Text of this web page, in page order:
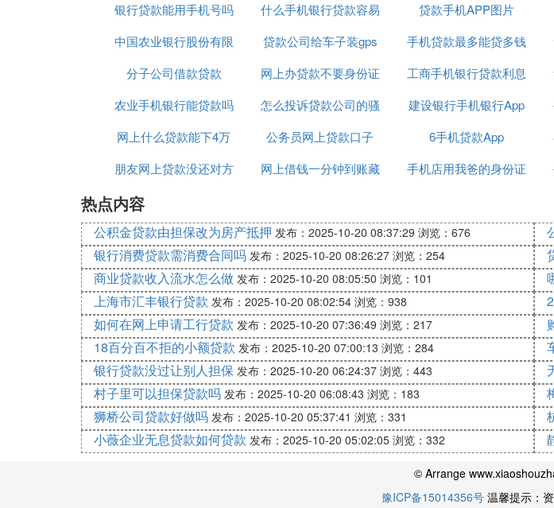
产生逾期罚息：
如果不按时还款，一旦过了还款期限造成逾期，将会产生逾期罚
拖欠时间越久，罚息越多，还款压力越大。
个人信用受损：
逾期情况会被平台系统报送大数据或上报央行征信，留下不良信
信用受损后，可能导致平台冻结账户额度，无法再借款。
高利贷情况特殊处理
之前已经支付的超出合理范围外的费用，可以向平台申请退还，
因此，除非遇到高利贷等特殊情况，否则网上借的小额贷款必须按时还款
款
银行贷款能用手机号吗
什么手机银行贷款容易
通过
贷款手机APP图片
中国农业银行股份有限
公司贷款中心
贷款公司给车子装gps
合法吗
手机贷款最多能贷多钱
分子公司借款贷款
网上办贷款不要身份证
原件吗
工商手机银行贷款利息
怎么查询
农业手机银行能贷款吗
怎么投诉贷款公司的骚
扰电话
建设银行手机银行App
能贷款吗
网上什么贷款能下4万
公务员网上贷款口子 6手机贷款App
朋友网上贷款没还对方
网上借钱一分钟到账藏
手机店用我爸的身份证
热点内容
公积金贷款由担保改为房产抵押 发布：2025-10-20 08:37:29 浏览：676
银行消费贷款需消费合同吗 发布：2025-10-20 08:26:27 浏览：254
商业贷款收入流水怎么做 发布：2025-10-20 08:05:50 浏览：101
上海市汇丰银行贷款 发布：2025-10-20 08:02:54 浏览：938
如何在网上申请工行贷款 发布：2025-10-20 07:36:49 浏览：217
18百分百不拒的小额贷款 发布：2025-10-20 07:00:13 浏览：284
银行贷款没过让别人担保 发布：2025-10-20 06:24:37 浏览：443
村子里可以担保贷款吗 发布：2025-10-20 06:08:43 浏览：183
狮桥公司贷款好做吗 发布：2025-10-20 05:37:41 浏览：331
小薇企业无息贷款如何贷款 发布：2025-10-20 05:02:05 浏览：332
© Arrange
豫ICP备15014356号温馨提示：